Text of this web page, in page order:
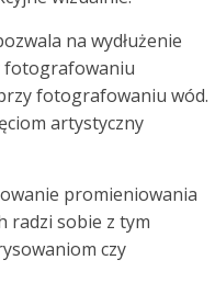
na wydłużenie
fotografowaniu
fotografowaniu wód.
artystyczny
promieniowania
radzi sobie z tym
czy